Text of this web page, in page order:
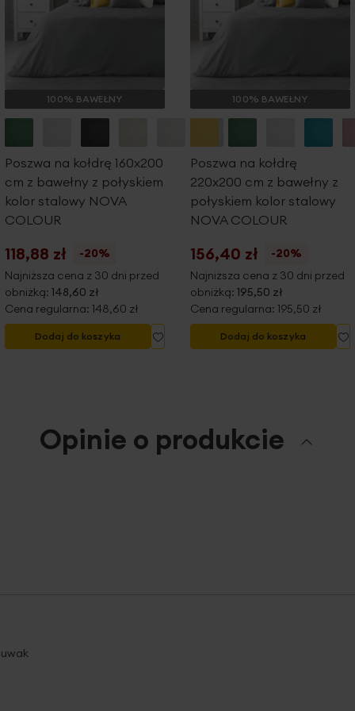
100% BAWEŁNY
Poszwa na kołdrę 160x200
cm z bawełny z połyskiem
kolor stalowy NOVA
COLOUR
118,88 zł
-20%
Najniższa cena z 30 dni przed
obniżką: 148,60 zł
Cena regularna: 148,60 zł
Dodaj do koszyka
do
100% BAWEŁNY
Poszwa na kołdrę
220x200 cm z bawełny z
połyskiem kolor stalowy
NOVA COLOUR
156,40 zł
-20%
Najniższa cena z 30 dni przed
obniżką: 195,50 zł
Cena regularna: 195,50 zł
Dodaj do koszyka
do
Opinie o produkcie